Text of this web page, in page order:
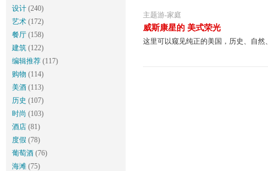
设计 (240)
艺术 (172)
餐厅 (158)
建筑 (122)
编辑推荐 (117)
购物 (114)
美酒 (113)
历史 (107)
时尚 (103)
酒店 (81)
度假 (78)
葡萄酒 (76)
海滩 (75)
主题游-家庭
威斯康星的 美式荣光
这里可以窥见纯正的美国，历史、自然